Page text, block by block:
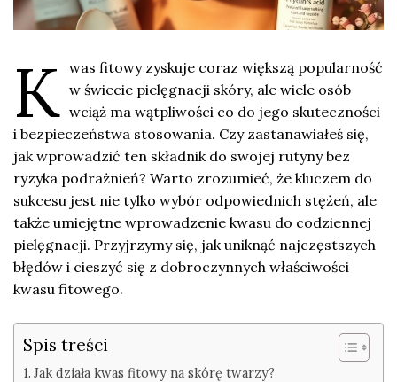
K was fitowy zyskuje coraz większą popularność
w świecie pielęgnacji skóry, ale wiele osób
wciąż ma wątpliwości co do jego skuteczności
i bezpieczeństwa stosowania. Czy zastanawiałeś się,
jak wprowadzić ten składnik do swojej rutyny bez
ryzyka podrażnień? Warto zrozumieć, że kluczem do
sukcesu jest nie tylko wybór odpowiednich stężeń, ale
także umiejętne wprowadzenie kwasu do codziennej
pielęgnacji. Przyjrzymy się, jak uniknąć najczęstszych
błędów i cieszyć się z dobroczynnych właściwości
kwasu fitowego.
Spis treści
Jak działa kwas fitowy na skórę twarzy?